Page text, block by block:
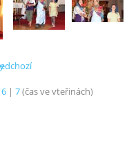
6 | 7(čas ve vteřinách)